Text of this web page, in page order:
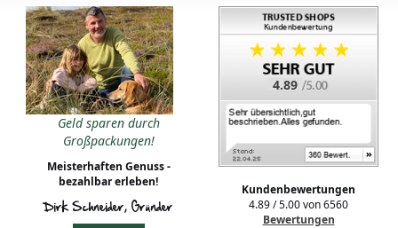
Geld sparen durch
Großpackungen!
Meisterhaften Genuss -
bezahlbar erleben!
Dirk Schneider, Gründer
4.89
Kundenbewertungen
4.89/5.00von6560
Bewertungen